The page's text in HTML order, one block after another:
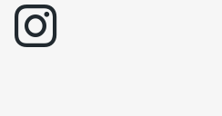
instagram